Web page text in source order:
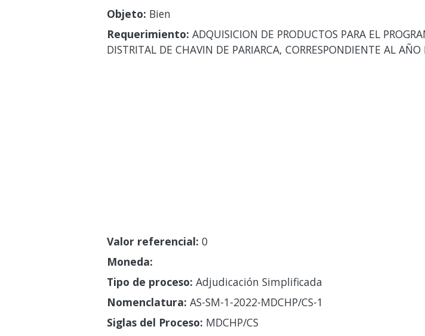
Objeto: Bien
Requerimiento: ADQUISICION DE PRODUCTOS PARA EL
DISTRITAL DE CHAVIN DE PARIARCA, CORRESPONDIENTE AL
Valor referencial: 0
Moneda:
Tipo de proceso: Adjudicación Simplificada
Nomenclatura: AS-SM-1-2022-MDCHP/CS-1
Siglas del Proceso: MDCHP/CS